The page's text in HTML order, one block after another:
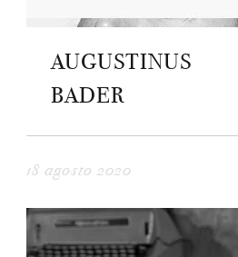
AUGUSTINUS
BADER
18 agosto 2020